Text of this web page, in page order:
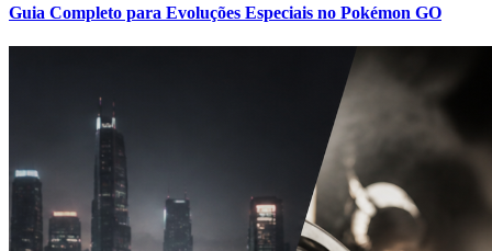
Guia Completo para Evoluções Especiais no Pokémon GO